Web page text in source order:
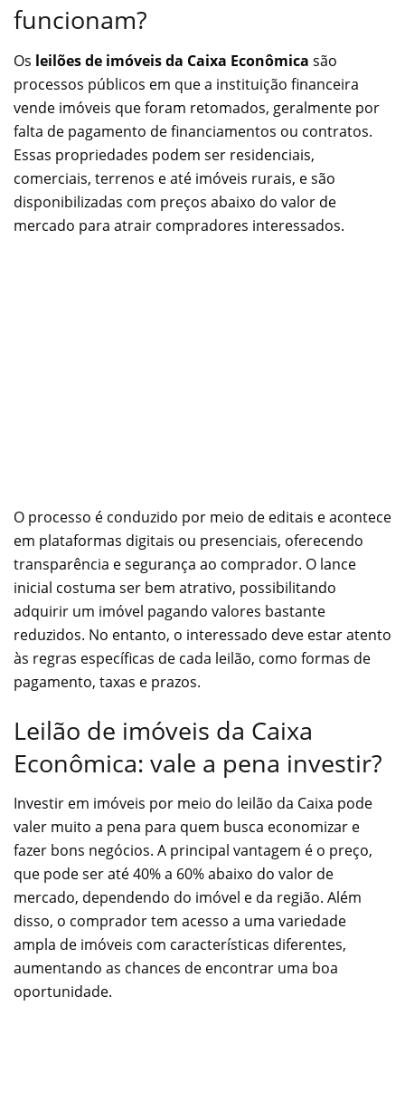
funcionam?
Os leilões de imóveis da Caixa Econômica são
processos públicos em que a instituição financeira
vende imóveis que foram retomados, geralmente por
falta de pagamento de financiamentos ou contratos.
Essas propriedades podem ser residenciais,
comerciais, terrenos e até imóveis rurais, e são
disponibilizadas com preços abaixo do valor de
mercado para atrair compradores interessados.
O processo é conduzido por meio de editais e acontece
em plataformas digitais ou presenciais, oferecendo
transparência e segurança ao comprador. O lance
inicial costuma ser bem atrativo, possibilitando
adquirir um imóvel pagando valores bastante
reduzidos. No entanto, o interessado deve estar atento
às regras específicas de cada leilão, como formas de
pagamento, taxas e prazos.
Leilão de imóveis da Caixa
Econômica: vale a pena investir?
Investir em imóveis por meio do leilão da Caixa pode
valer muito a pena para quem busca economizar e
fazer bons negócios. A principal vantagem é o preço,
que pode ser até 40% a 60% abaixo do valor de
mercado, dependendo do imóvel e da região. Além
disso, o comprador tem acesso a uma variedade
ampla de imóveis com características diferentes,
aumentando as chances de encontrar uma boa
oportunidade.